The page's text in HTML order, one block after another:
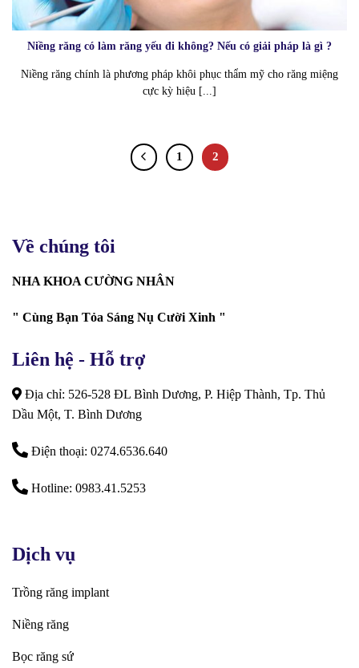
Niềng răng có làm răng yếu đi không? Nếu có giải pháp là gì ?
Niềng răng chính là phương pháp khôi phục thẩm mỹ cho răng miệng
cực kỳ hiệu [...]
1 2
Về chúng tôi
NHA KHOA CƯỜNG NHÂN
" Cùng Bạn Tỏa Sáng Nụ Cười Xinh "
Liên hệ - Hỗ trợ
Địa chỉ: 526-528 ĐL Bình Dương, P. Hiệp Thành, Tp. Thủ
Dầu Một, T. Bình Dương
Điện thoại: 0274.6536.640
Hotline: 0983.41.5253
Dịch vụ
Trồng răng implant
Niềng răng
Bọc răng sứ